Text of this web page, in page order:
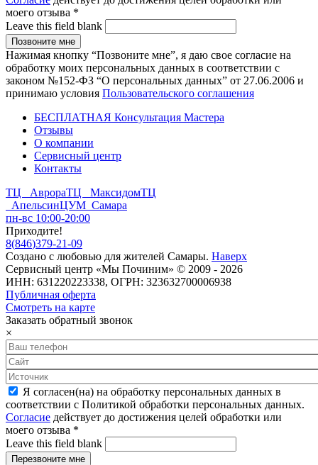
моего отзыва *
Leave this field blank
Нажимая кнопку “Позвоните мне”, я даю свое согласие на
обработку моих персональных данных в соответствии с
законом №152-ФЗ “О персональных данных” от 27.06.2006 и
принимаю условия Пользовательского соглашения
БЕСПЛАТНАЯ Консультация Мастера
Отзывы
О компании
Сервисный центр
Контакты
ТЦ АврораТЦ МаксидомТЦ
АпельсинЦУМ Самара
пн-вс 10:00-20:00
Приходите!
8(846)379-21-09
Создано с любовью для жителей Самары. Наверх
Сервисный центр «Мы Починим» © 2009 - 2026
ИНН: 631220223338, ОГРН: 323632700006938
Публичная оферта
Смотреть на карте
Заказать обратный звонок
×
Я согласен(на) на обработку персональных данных в
соответствии с Политикой обработки персональных данных.
Согласие действует до достижения целей обработки или
моего отзыва *
Leave this field blank